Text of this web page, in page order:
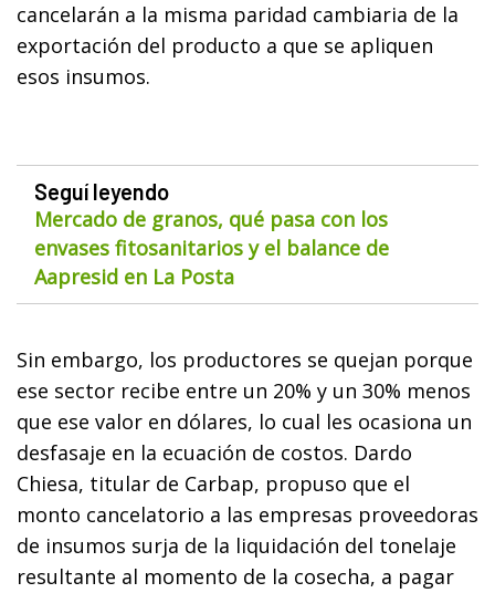
cancelarán a la misma paridad cambiaria de la
exportación del producto a que se apliquen
esos insumos.
Seguí leyendo
Mercado de granos, qué pasa con los
envases fitosanitarios y el balance de
Aapresid en La Posta
Sin embargo, los productores se quejan porque
ese sector recibe entre un 20% y un 30% menos
que ese valor en dólares, lo cual les ocasiona un
desfasaje en la ecuación de costos. Dardo
Chiesa, titular de Carbap, propuso que el
monto cancelatorio a las empresas proveedoras
de insumos surja de la liquidación del tonelaje
resultante al momento de la cosecha, a pagar